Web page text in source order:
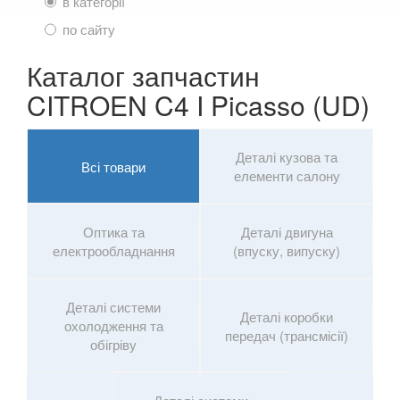
TOYOTA
VOLKSWAGEN
VOLVO
В наявності!
по сайту
Каталог запчастин
CITROEN C4 I Picasso (UD)
Всі товари
Деталі кузова та
елементи салону
Оптика та
електрообладнання
Деталі двигуна
(впуску, випуску)
Деталі системи
охолодження та
обігріву
Деталі коробки
передач (трансмісії)